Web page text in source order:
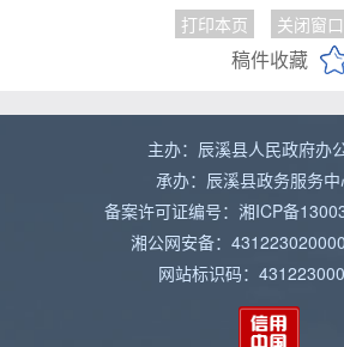
打印本页 关闭窗口
稿件收藏
主办：辰溪县人民政府办
承办：辰溪县政务服务
备案许可证编号：湘ICP备
湘公网安备：
网站标识码：